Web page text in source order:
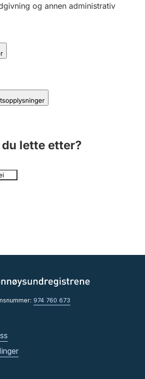
og annen administrativ
lette etter?
974 760 673